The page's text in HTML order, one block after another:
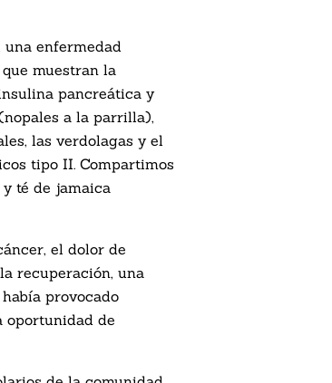
una enfermedad
muestran la
pancreática y
a la parrilla),
las verdolagas y el
tipo II. Compartimos
té de jamaica
el dolor de
recuperación, una
provocado
oportunidad de